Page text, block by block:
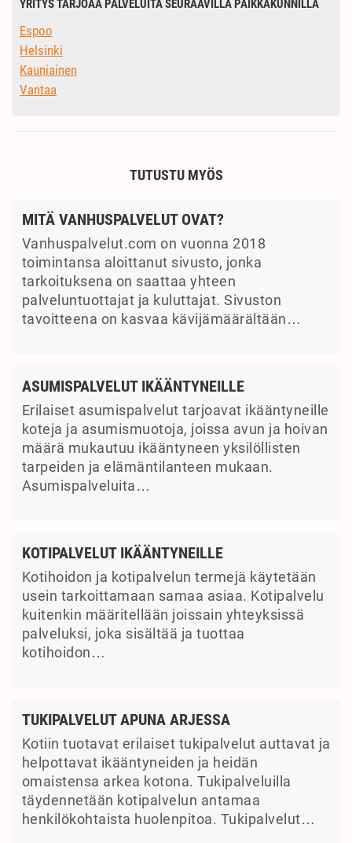
YRITYS TARJOAA PALVELUITA SEURAAVILLA PAIKKAKUNNILLA
Espoo
Helsinki
Kauniainen
Vantaa
TUTUSTU MYÖS
MITÄ VANHUSPALVELUT OVAT?
Vanhuspalvelut.com on vuonna 2018
toimintansa aloittanut sivusto, jonka
tarkoituksena on saattaa yhteen
palveluntuottajat ja kuluttajat. Sivuston
tavoitteena on kasvaa kävijämäärältään…
ASUMISPALVELUT IKÄÄNTYNEILLE
Erilaiset asumispalvelut tarjoavat ikääntyneille
koteja ja asumismuotoja, joissa avun ja hoivan
määrä mukautuu ikääntyneen yksilöllisten
tarpeiden ja elämäntilanteen mukaan.
Asumispalveluita…
KOTIPALVELUT IKÄÄNTYNEILLE
Kotihoidon ja kotipalvelun termejä käytetään
usein tarkoittamaan samaa asiaa. Kotipalvelu
kuitenkin määritellään joissain yhteyksissä
palveluksi, joka sisältää ja tuottaa
kotihoidon…
TUKIPALVELUT APUNA ARJESSA
Kotiin tuotavat erilaiset tukipalvelut auttavat ja
helpottavat ikääntyneiden ja heidän
omaistensa arkea kotona. Tukipalveluilla
täydennetään kotipalvelun antamaa
henkilökohtaista huolenpitoa. Tukipalvelut…